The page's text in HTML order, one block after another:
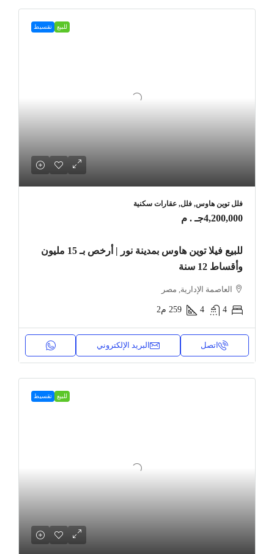
للبيع تقسيط
فلل توين هاوس, فلل, عقارات سكنية
4,200,000جـ . م
للبيع فيلا توين هاوس بمدينة نور | أرخص بـ 15 مليون
وأقساط 12 سنة
العاصمة الإدارية, مصر
4
4
259 م2
اتصل البريد الإلكتروني
للبيع تقسيط